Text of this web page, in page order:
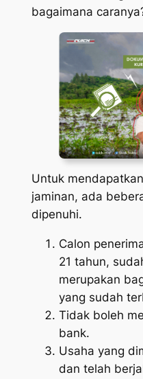
bagaimana
Untuk
jaminan, ada
dipenuhi.
Calon
21 tahun,
merupakan
yang sudah
Tidak boleh
bank.
Usaha yang
dan telah